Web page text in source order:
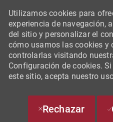
Utilizamos cookies para
experiencia de navegación,
del sitio y personalizar el
cómo usamos las cookies y
controlarlas visitando
Configuración de cookies.
este sitio, acepta nuestro
Rechazar